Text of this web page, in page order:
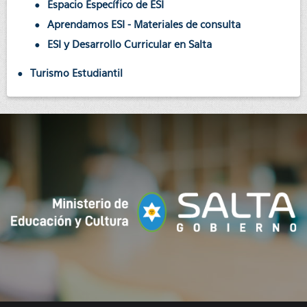
Espacio Específico de ESI
Aprendamos ESI - Materiales de consulta
ESI y Desarrollo Curricular en Salta
Turismo Estudiantil